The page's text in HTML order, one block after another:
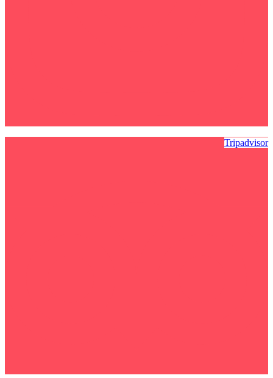
Tripadvisor